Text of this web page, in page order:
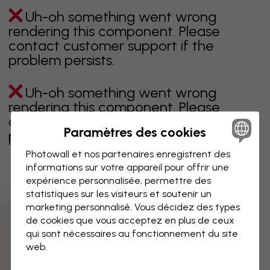
Uh-oh something went wrong
rendering this component. Please
contact customer support if the
problem persists.
Uh-oh something went wrong
rendering this component. Please
contact customer support if the
problem persists.
Page 1 sur 1 pages
Découvrez plus de catégories
Paramètres des cookies
Photowall et nos partenaires enregistrent des
informations sur votre appareil pour offrir une
expérience personnalisée, permettre des
statistiques sur les visiteurs et soutenir un
marketing personnalisé. Vous décidez des types
de cookies que vous acceptez en plus de ceux
qui sont nécessaires au fonctionnement du site
web.